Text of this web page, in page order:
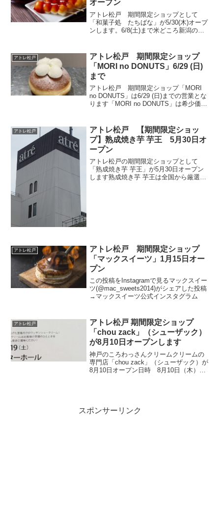
オープン
アトレ松戸 期間限定ショップとして
「和菓子処 たちばな」が5/30(木)オープ
ンします。6/8(土)まで米どころ新潟の越
法でもっちりとこしのある餅生地に仕上
げてございま...
アトレ松戸
アトレ松戸 期間限定ショップ
「MORI no DONUTS」6/29 (日)
まで
アトレ松戸 期間限定ショップ「MORI
no DONUTS」は6/29 (日)までの営業とな
ります「MORI no DONUTS」は希少価値
アトレ松戸
アトレ松戸 【期間限定ショッ
プ】熟成焼き芋 芋王 5月30日オ
ープン
アトレ松戸の期間限定ショップとして
「熟成焼き芋 芋王」が5月30日オープン
します熟成焼き芋 芋王は全国から厳選さ
アトレ松戸
アトレ松戸 期間限定ショップ
「マックスイーツ」1月15日オー
プン
この投稿をInstagramで見るマックスイー
ツ(@mac_sweets2014)がシェアした投稿
→マックスイーツ公式インスタグラム
アトレ松戸
アトレ松戸 期間限定ショップ
「chou zack」（シューザック）
が8月10日オープンします
神戸のころわっさんクリームクリームの
専門店「chou zack」（シューザック）が
8月10日オープン日時 8月10日（木）～
スポンサーリンク